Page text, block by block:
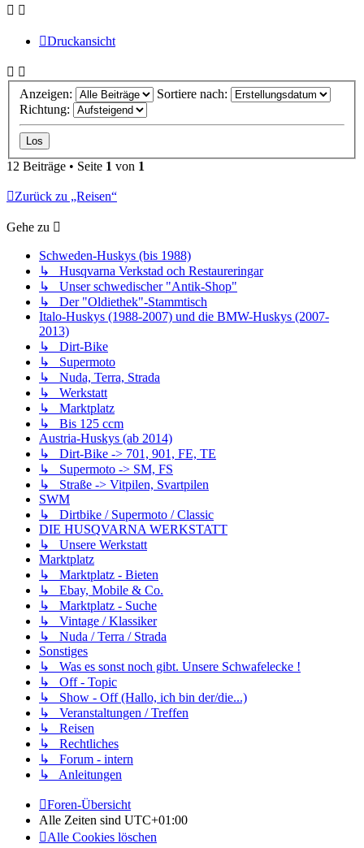
Druckansicht
Anzeigen:
Sortiere nach:
Richtung:
12 Beiträge • Seite 1 von 1
Zurück zu „Reisen“
Gehe zu
Schweden-Huskys (bis 1988)
↳ Husqvarna Verkstad och Restaureringar
↳ Unser schwedischer "Antik-Shop"
↳ Der "Oldiethek"-Stammtisch
Italo-Huskys (1988-2007) und die BMW-Huskys (2007-
2013)
↳ Dirt-Bike
↳ Supermoto
↳ Nuda, Terra, Strada
↳ Werkstatt
↳ Marktplatz
↳ Bis 125 ccm
Austria-Huskys (ab 2014)
↳ Dirt-Bike -> 701, 901, FE, TE
↳ Supermoto -> SM, FS
↳ Straße -> Vitpilen, Svartpilen
SWM
↳ Dirtbike / Supermoto / Classic
DIE HUSQVARNA WERKSTATT
↳ Unsere Werkstatt
Marktplatz
↳ Marktplatz - Bieten
↳ Ebay, Mobile & Co.
↳ Marktplatz - Suche
↳ Vintage / Klassiker
↳ Nuda / Terra / Strada
Sonstiges
↳ Was es sonst noch gibt. Unsere Schwafelecke !
↳ Off - Topic
↳ Show - Off (Hallo, ich bin der/die...)
↳ Veranstaltungen / Treffen
↳ Reisen
↳ Rechtliches
↳ Forum - intern
↳ Anleitungen
Foren-Übersicht
Alle Zeiten sind UTC+01:00
Alle Cookies löschen